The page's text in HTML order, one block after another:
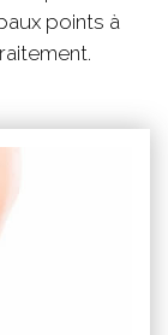
points à